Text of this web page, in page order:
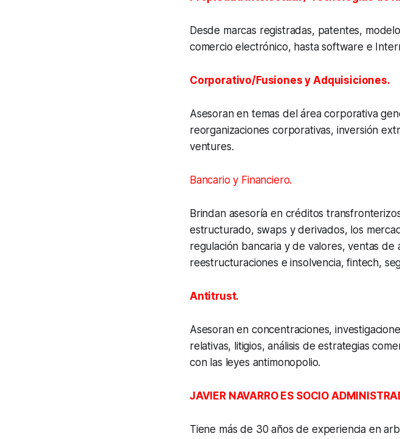
Desde marcas registradas, patentes,
comercio electrónico, hasta software e
Corporativo/Fusiones y Adquisiciones.
Asesoran en temas del área corporativa
reorganizaciones corporativas, inversión
ventures.
Bancario y Financiero.
Brindan asesoría en créditos
estructurado, swaps y derivados, los
regulación bancaria y de valores, ventas de
reestructuraciones e insolvencia,fintech,
Antitrust.
Asesoran en concentraciones,
relativas, litigios, análisis de estrategias
con las leyes antimonopolio.
JAVIER NAVARRO ES SOCIO
Tiene más de 30 años de experiencia en